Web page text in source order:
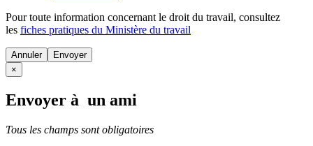
Pour toute information concernant le droit du travail, consultez
les fiches pratiques du Ministère du travail
Annuler
×
Envoyer à un ami
Tous les champs sont obligatoires